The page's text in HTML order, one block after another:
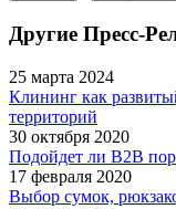
Другие Пресс-
25 марта 2024
Клининг как
территорий
30 октября 2020
Подойдет ли B2B
17 февраля 2020
Выбор сумок,